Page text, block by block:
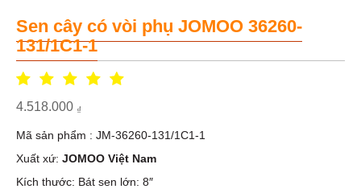
Sen cây có vòi phụ JOMOO 36260-
131/1C1-1
4.518.000 ₫
Mã sản phẩm : JM-36260-131/1C1-1
Xuất xứ: JOMOO Việt Nam
Kích thước: Bát sen lớn: 8″